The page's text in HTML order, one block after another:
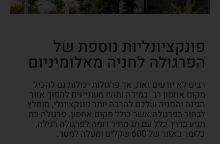
פונקציונליות נוספת של
הפרגולה לחניה מאלומיניום
רבים לא יודעים זאת, אך פרגולות יכולות גם להכיל
מקום אחסון רב. במידה ותהיו מעוניינים להפוך אזור
הגינה והחניה שלכם להרבה יותר פונקציונלי, מומלץ
לבחור בפרגולה אשר כולל מקום אחסון. פרגולה כזו
תגיע בדרך כלל עם תג מחיר דומה לפרגולה רגילה,
כלומר באזור של 600 שקלים ומעלה למטר.